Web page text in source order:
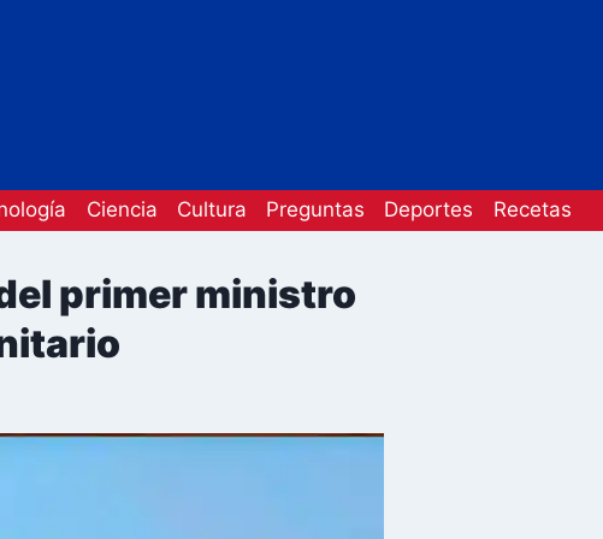
Ciencia Cultura Preguntas Deportes Recetas
primer ministro